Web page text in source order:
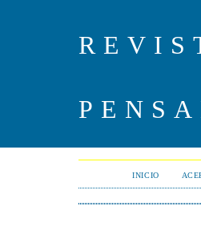
INICIO